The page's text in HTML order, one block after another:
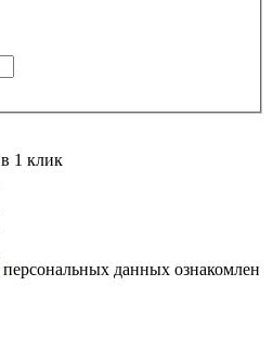
в 1 клик
персональных данных ознакомлен